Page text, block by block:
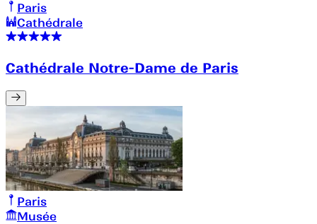
Paris
Cathédrale
Cathédrale Notre-Dame de Paris
Paris
Musée